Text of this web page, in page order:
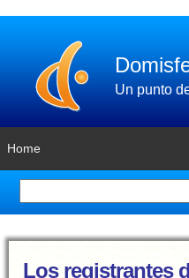
Un punto
Home
Los registrantes